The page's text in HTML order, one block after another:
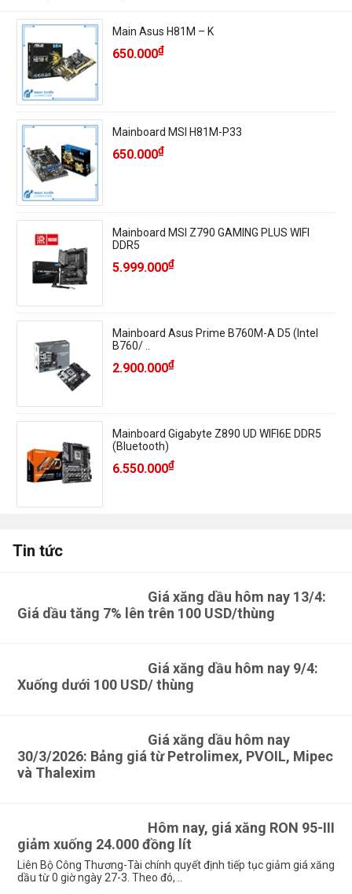
Main Asus H81M – K
650.000₫
Mainboard MSI H81M-P33
650.000₫
Mainboard MSI Z790 GAMING PLUS WIFI
DDR5
5.999.000₫
Mainboard Asus Prime B760M-A D5 (Intel
B760/ ..
2.900.000₫
Mainboard Gigabyte Z890 UD WIFI6E DDR5
(Bluetooth)
6.550.000₫
Tin tức
Giá xăng dầu hôm nay 13/4:
Giá dầu tăng 7% lên trên 100 USD/thùng
Giá xăng dầu hôm nay 9/4:
Xuống dưới 100 USD/ thùng
Giá xăng dầu hôm nay
30/3/2026: Bảng giá từ Petrolimex, PVOIL, Mipec
và Thalexim
Hôm nay, giá xăng RON 95-III
giảm xuống 24.000 đồng lít
Liên Bộ Công Thương-Tài chính quyết định tiếp tục giảm giá xăng
dầu từ 0 giờ ngày 27-3. Theo đó, ..